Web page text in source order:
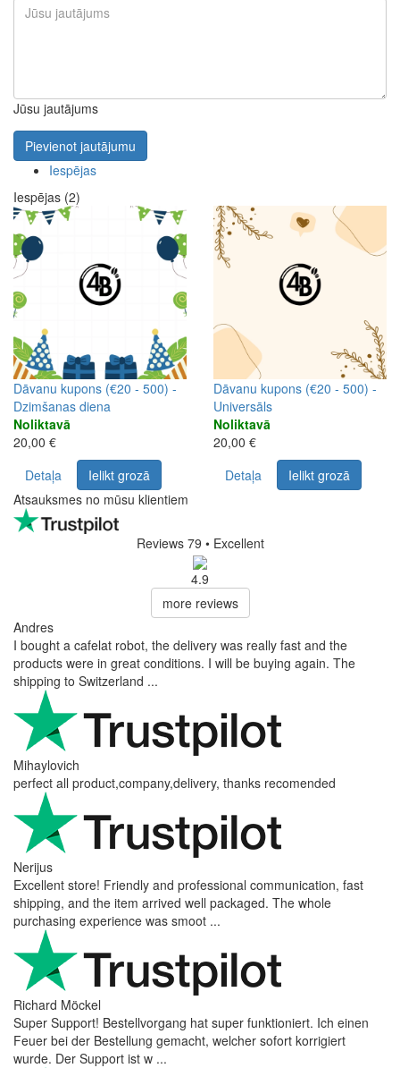
Jūsu jautājums
Pievienot jautājumu
Iespējas
Iespējas (2)
Dāvanu kupons (€20 - 500) -
Dzimšanas diena
Noliktavā
20,00 €
Detaļa
Ielikt grozā
Dāvanu kupons (€20 - 500) -
Universāls
Noliktavā
20,00 €
Detaļa
Ielikt grozā
Atsauksmes no mūsu klientiem
Reviews 79 • Excellent
4.9
more reviews
Andres
I bought a cafelat robot, the delivery was really fast and the
products were in great conditions. I will be buying again. The
shipping to Switzerland ...
Mihaylovich
perfect all product,company,delivery, thanks recomended
Nerijus
Excellent store! Friendly and professional communication, fast
shipping, and the item arrived well packaged. The whole
purchasing experience was smoot ...
Richard Möckel
Super Support! Bestellvorgang hat super funktioniert. Ich einen
Feuer bei der Bestellung gemacht, welcher sofort korrigiert
wurde. Der Support ist w ...